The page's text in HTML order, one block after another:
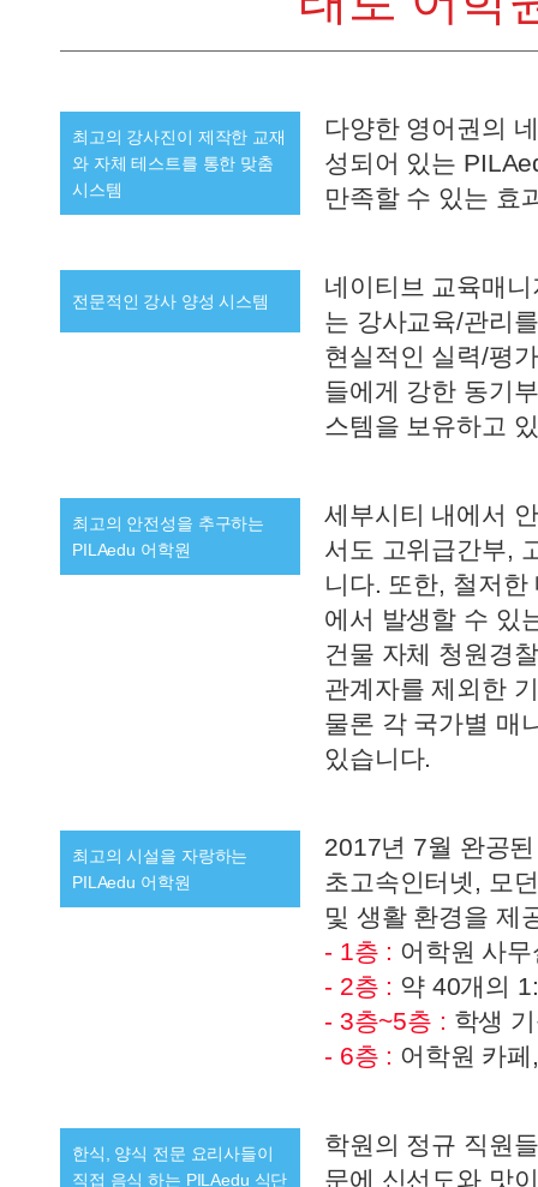
최고의 강사진이 제작한 교재
와 자체 테스트를 통한 맞춤
시스템
다양한 영어권의
성되어 있는
만족할 수 있는 효
전문적인 강사 양성 시스템
네이티브 교육매
는 강사교육/관리
현실적인 실력/평
들에게 강한 동기
스템을 보유하고
최고의 안전성을 추구하는
PILAedu 어학원
세부시티 내에서
서도 고위급간부,
니다. 또한, 철저
에서 발생할 수 있
건물 자체 청원경
관계자를 제외한
물론 각 국가별 매
있습니다.
최고의 시설을 자랑하는
PILAedu 어학원
2017년 7월 완공
초고속인터넷, 모
및 생활 환경을 제
- 1층 : 어학원 사
- 2층 : 약 40개의
- 3층~5층 : 학생
- 6층 : 어학원 카
한식, 양식 전문 요리사들이
직접 음식 하는 PILAedu 식단
학원의 정규 직원
문에 신선도와 맛